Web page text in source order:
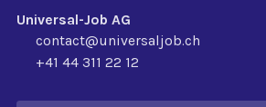
Universal-Job AG
contact@universaljob.ch
+41 44 311 22 12